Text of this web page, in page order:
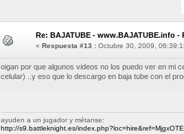
Re: BAJATUBE - www.BAJATUBE.info -
« Respuesta #13 : Octubre 30, 2009,
oigan por que algunos videos no los puedo ver en mi
celular) ..y eso que lo descargo en baja tube con el
ayuden a un jugador y métanse:
http://s9.battleknight.es/